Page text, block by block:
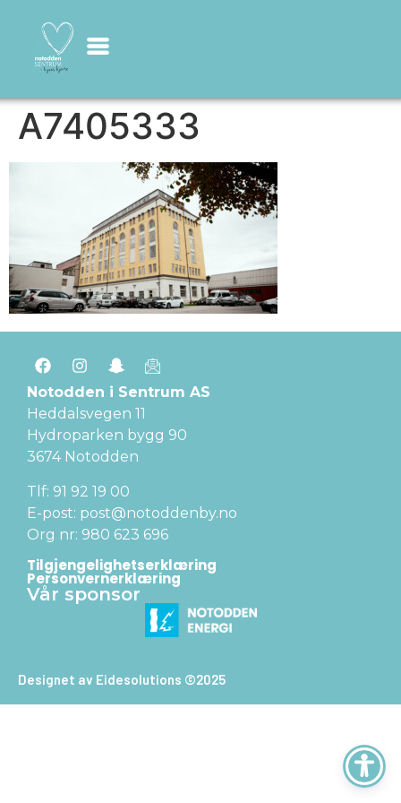
A7405333
Notodden i Sentrum AS
Heddalsvegen 11
Hydroparken bygg 90
3674 Notodden
Tlf: 91 92 19 00
E-post: post@notoddenby.no
Org nr: 980 623 696
Tilgjengelighetserklæring
Personvernerklæring
Vår sponsor
Designet av Eidesolutions ©2025